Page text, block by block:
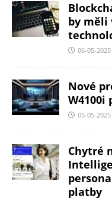
by měli
06-05-2025
Nové
W4100i
05-05-2025
Chytré
platby